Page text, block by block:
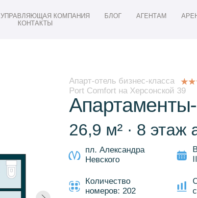
УПРАВЛЯЮЩАЯ КОМПАНИЯ БЛОГ АГЕНТАМ
КОНТАКТЫ
26,9 м² · 8 этаж
Апарт-отель бизнес-класса
Port Comfort на Херсонской 39
пл. Александра
Невского
Количество
номеров: 202